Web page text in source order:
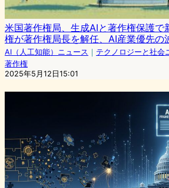
米国著作権局、生成AIと著作権保護で
権が著作権局長を解任、AI産業優先の
AI（人工知能）ニュース ｜ テクノロジーと社会
著作権
2025年5月12日15:01